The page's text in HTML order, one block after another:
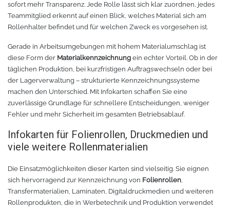
Verschiedene Spezialfolien
Textilfolie
Übersicht
Chemica Firstmark
Chemica Holograflex
Chemica Upperflok
Chemica Galaxy
Schaber
Verschiedenes
Griffe
Schnellspanner
Ausstattung für Taschen
Werkzeugtasche
Handgelenktasche
sofort mehr Transparenz. Jede Rolle lässt sich klar zuordnen, jedes
Teammitglied erkennt auf einen Blick, welches Material sich am
Rollenhalter befindet und für welchen Zweck es vorgesehen ist.
Gerade in Arbeitsumgebungen mit hohem Materialumschlag ist
diese Form der Materialkennzeichnung ein echter Vorteil. Ob in der
täglichen Produktion, bei kurzfristigen Auftragswechseln oder bei
der Lagerverwaltung – strukturierte Kennzeichnungssysteme
machen den Unterschied. Mit Infokarten schaffen Sie eine
zuverlässige Grundlage für schnellere Entscheidungen, weniger
Fehler und mehr Sicherheit im gesamten Betriebsablauf.
Infokarten für Folienrollen, Druckmedien und
viele weitere Rollenmaterialien
Die Einsatzmöglichkeiten dieser Karten sind vielseitig. Sie eignen
sich hervorragend zur Kennzeichnung von Folienrollen,
Transfermaterialien, Laminaten, Digitaldruckmedien und weiteren
Rollenprodukten, die in Werbetechnik und Produktion verwendet